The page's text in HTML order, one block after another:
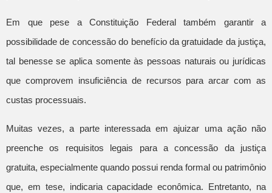
Em que pese a Constituição Federal também garantir a
possibilidade de concessão do benefício da gratuidade da justiça,
tal benesse se aplica somente às pessoas naturais ou jurídicas
que comprovem insuficiência de recursos para arcar com as
custas processuais.
Muitas vezes, a parte interessada em ajuizar uma ação não
preenche os requisitos legais para a concessão da justiça
gratuita, especialmente quando possui renda formal ou patrimônio
que, em tese, indicaria capacidade econômica. Entretanto, na